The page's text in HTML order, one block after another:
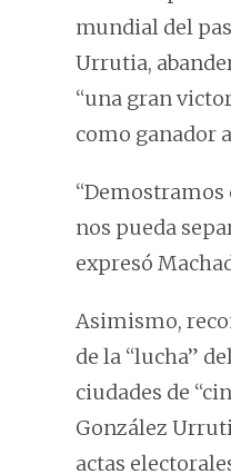
mundial del
Urrutia,
“una gran
como ganador
“Demostramos
nos pueda
expresó
Asimismo,
de la “lucha”
ciudades de
González
actas